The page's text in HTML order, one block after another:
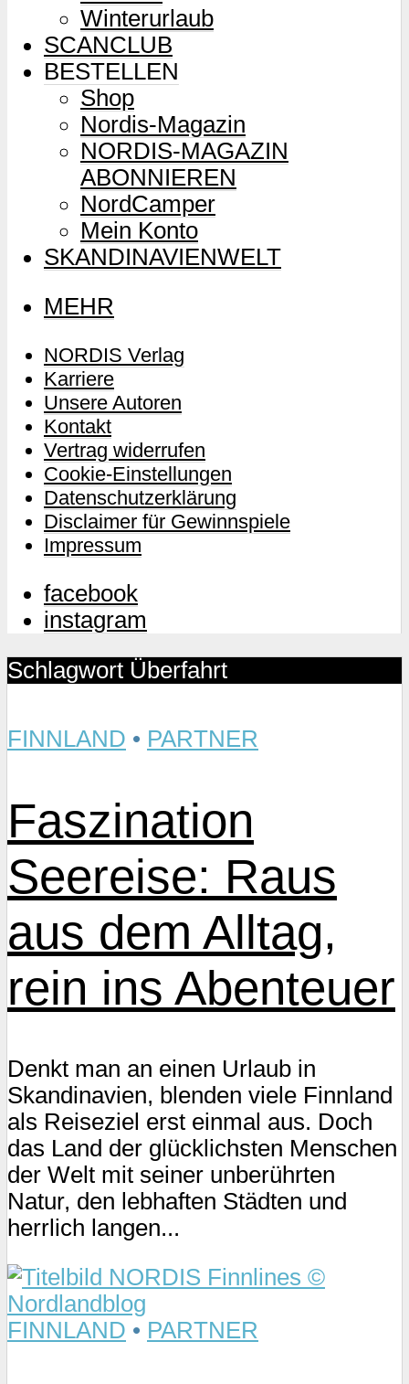
Winterurlaub
SCANCLUB
BESTELLEN
Shop
Nordis-Magazin
NORDIS-MAGAZIN
ABONNIEREN
NordCamper
Mein Konto
SKANDINAVIENWELT
MEHR
NORDIS Verlag
Karriere
Unsere Autoren
Kontakt
Vertrag widerrufen
Cookie-Einstellungen
Datenschutzerklärung
Disclaimer für Gewinnspiele
Impressum
facebook
instagram
Schlagwort Überfahrt
FINNLAND • PARTNER
Faszination
Seereise: Raus
aus dem Alltag,
rein ins Abenteuer
Denkt man an einen Urlaub in
Skandinavien, blenden viele Finnland
als Reiseziel erst einmal aus. Doch
das Land der glücklichsten Menschen
der Welt mit seiner unberührten
Natur, den lebhaften Städten und
herrlich langen...
FINNLAND • PARTNER